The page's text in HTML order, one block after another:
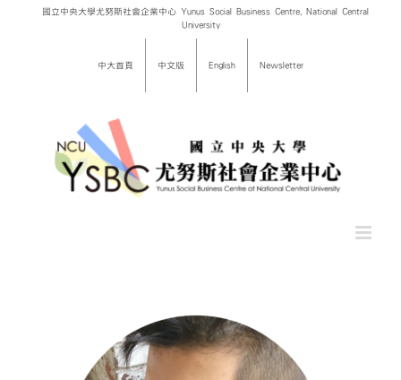
國立中央大學尤努斯社會企業中心 Yunus Social Business Centre, National Central
University
中大首頁 中文版 English Newsletter